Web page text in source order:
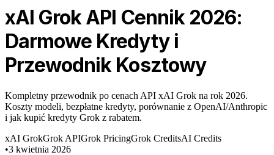
xAI Grok API Cennik 2026:
Darmowe Kredyty i
Przewodnik Kosztowy
Kompletny przewodnik po cenach API xAI Grok na rok 2026.
Koszty modeli, bezpłatne kredyty, porównanie z OpenAI/Anthropic
i jak kupić kredyty Grok z rabatem.
xAI GrokGrok APIGrok PricingGrok CreditsAI Credits
•3 kwietnia 2026